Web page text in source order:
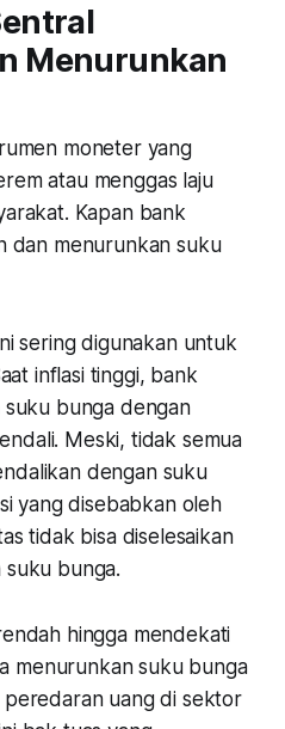
Menurunkan
moneter yang
atau menggas laju
Kapan bank
dan menurunkan suku
sering digunakan untuk
inflasi tinggi, bank
bunga dengan
Meski, tidak semua
dengan suku
yang disebabkan oleh
tidak bisa diselesaikan
suku bunga.
hingga mendekati
menurunkan suku bunga
uang di sektor